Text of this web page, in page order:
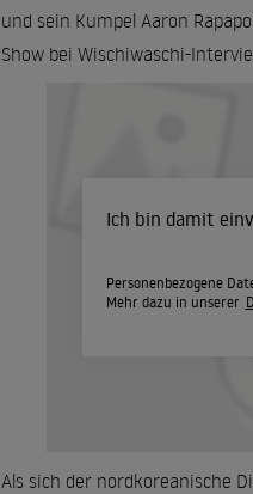
und sein Kumpel Aaron
Show bei Wischiwaschi-
Ich bin damit
Personenbezogene
Mehr dazu in unserer
Als sich der nordkoreanische